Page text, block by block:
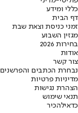
כללי ומידע
דף הבית
זמני כניסת וצאת שבת
מגזין השבוע
בחירות 2026
אודות
צור קשר
נבחרת הכתבים והפרשנים
מדיניות פרטיות
הצהרת נגישות
תנאי שימוש
כדאילהכיר